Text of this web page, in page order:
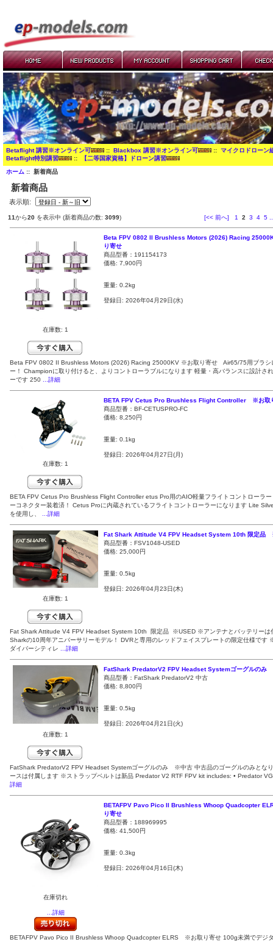
Betaflight 講習※オンライン可 :: Blackbox 講習※オンライン可 :: マイクロドローン
Betaflight特別講習
:: 【二等国家資格】ドローン講習
ホーム:: 新着商品
新着商品
表示順:
11から20 を表示中 (新着商品の数: 3099) [<< 前へ] 1 2 3 4 5
在庫数: 1
Beta FPV 0802 II Brushless Motors (2026) Racing
り寄せ
商品型番：191154173
価格: 7,900円
重量: 0.2kg
登録日: 2026年04月29日(水)
Beta FPV 0802 II Brushless Motors (2026) Racing 25000KV ※お取り寄せ Air65/75用ブラシ
ー！ Championに取り付けると、よりコントローラブルになります 軽量・高バランスに設計さ
ーです 250
...詳細
在庫数: 1
BETA FPV Cetus Pro Brushless Flight Controller ※お取
商品型番：BF-CETUSPRO-FC
価格: 8,250円
重量: 0.1kg
登録日: 2026年04月27日(月)
BETA FPV Cetus Pro Brushless Flight Controller etus Pro用のAIO軽量フライトコントローラー
ーコネクター装着済！ Cetus Proに内蔵されているフライトコントローラーになります Lite
を使用し、
...詳細
在庫数: 1
Fat Shark Attitude V4 FPV Headset System 10th 限定品
商品型番：FSV1048-USED
価格: 25,000円
重量: 0.5kg
登録日: 2026年04月23日(木)
Fat Shark Attitude V4 FPV Headset System 10th 限定品 ※USED ※アンテナとバッテリーは
Sharkの10周年アニバーサリーモデル！ DVRと専用のレッドフェイスプレートの限定仕様です
ダイバーシティレ ...詳細
在庫数: 1
FatShark PredatorV2 FPV Headset Systemゴーグルの
商品型番：FatShark PredatorV2 中古
価格: 8,800円
重量: 0.5kg
登録日: 2026年04月21日(火)
FatShark PredatorV2 FPV Headset Systemゴーグルのみ ※中古 中古品のゴーグルのみとな
ースは付属します ※ストラップベルトは新品 Predator V2 RTF FPV kit includes: • Predator
詳細
在庫切れ
...詳細
BETAFPV Pavo Pico II Brushless Whoop Quadcopter
り寄せ
商品型番：188969995
価格: 41,500円
重量: 0.3kg
登録日: 2026年04月16日(木)
BETAFPV Pavo Pico II Brushless Whoop Quadcopter ELRS ※お取り寄せ 100g未満でデジ